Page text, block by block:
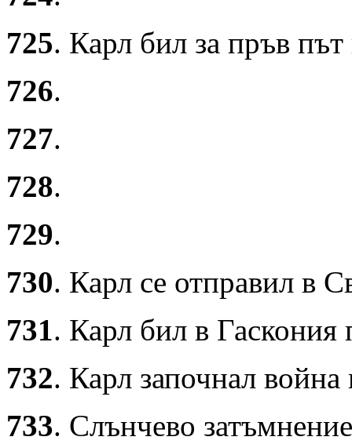
725. Карл бил за пръв път
726.
727.
728.
729.
730. Карл се отправил в
731. Карл бил в Гаскония
732. Карл започнал
733. Слънчево